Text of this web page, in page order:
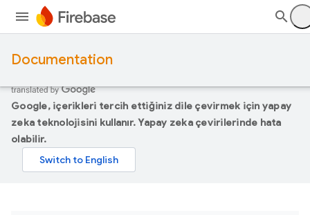
Documentation
Google, içerikleri tercih ettiğiniz dile çevirmek için yapay
zeka teknolojisini kullanır. Yapay zeka çevirilerinde hata
olabilir.